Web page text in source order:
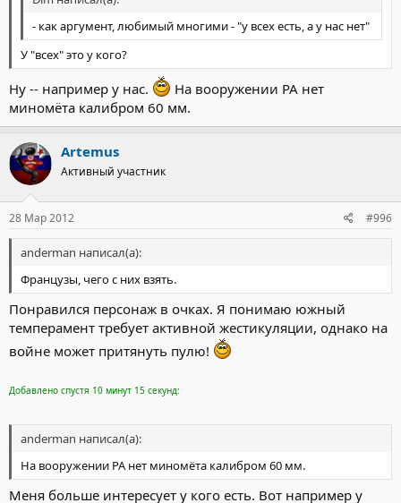
- как аргумент, любимый многими - "у всех есть, а у нас нет"
У "всех" это у кого?
Ну -- например у нас.
На вооружении РА нет
миномёта калибром 60 мм.
Artemus
Активный участник
28 Мар 2012 #996
anderman написал(а):
Французы, чего с них взять.
Понравился персонаж в очках. Я понимаю южный
темперамент требует активной жестикуляции, однако на
войне может притянуть пулю!
Добавлено спустя 10 минут 15 секунд:
anderman написал(а):
На вооружении РА нет миномёта калибром 60 мм.
Меня больше интересует у кого есть. Вот например у